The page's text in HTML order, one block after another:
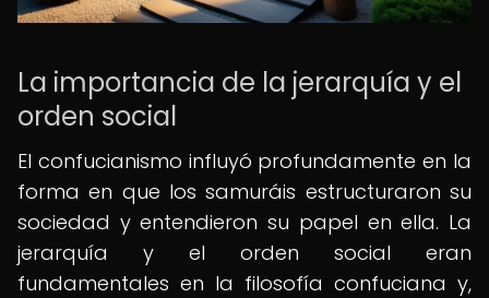
La importancia de la jerarquía y el
orden social
El confucianismo influyó profundamente en la
forma en que los samuráis estructuraron su
sociedad y entendieron su papel en ella. La
jerarquía y el orden social eran
fundamentales en la filosofía confuciana y,